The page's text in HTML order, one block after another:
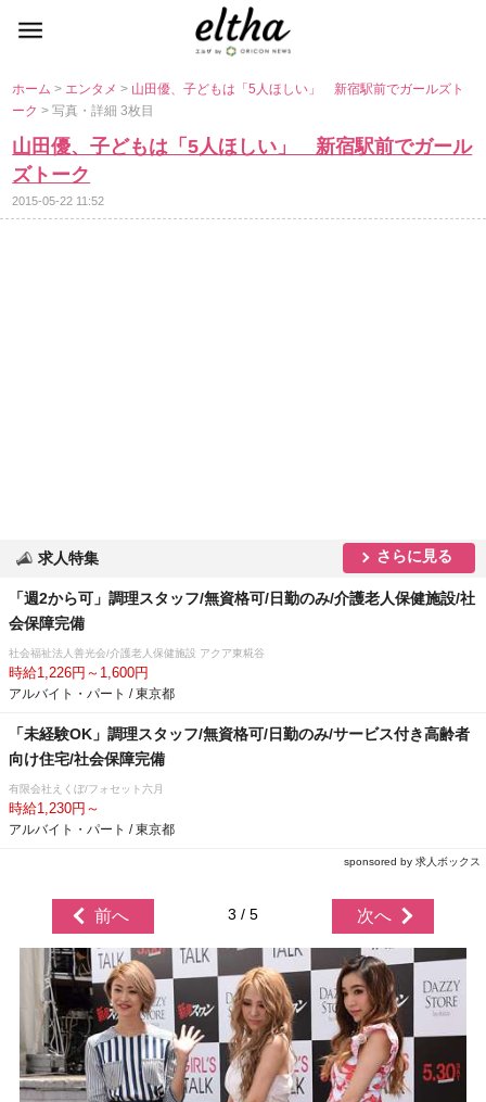
ホーム> エンタメ> 山田優、子どもは「5人ほしい」 新宿駅前でガールズト
ーク> 写真・詳細 3枚目
山田優、子どもは「5人ほしい」 新宿駅前でガール
ズトーク
2015-05-22 11:52
求人特集 さらに見る
「週2から可」調理スタッフ/無資格可/日勤のみ/介護老人保健施設/社
会保障完備
社会福祉法人善光会/介護老人保健施設 アクア東糀谷
時給1,226円～1,600円
アルバイト・パート / 東京都
「未経験OK」調理スタッフ/無資格可/日勤のみ/サービス付き高齢者
向け住宅/社会保障完備
有限会社えくぼ/フォセット六月
時給1,230円～
アルバイト・パート / 東京都
sponsored by 求人ボックス
前へ 3 / 5 次へ